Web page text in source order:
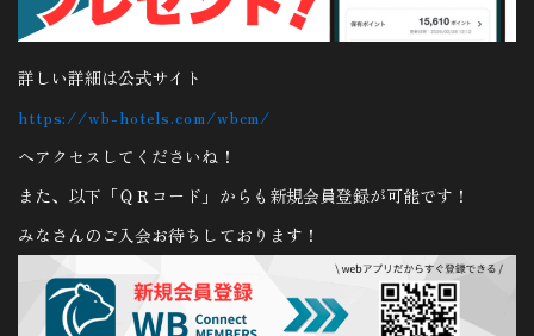
詳しい詳細は公式サイト
https://wb-hotels.com/wbcm/
へアクセスしてくださいね！
また、以下「ＱＲコード」からも新規会員登録が可能です！
みなさんのご入会お待ちしております！